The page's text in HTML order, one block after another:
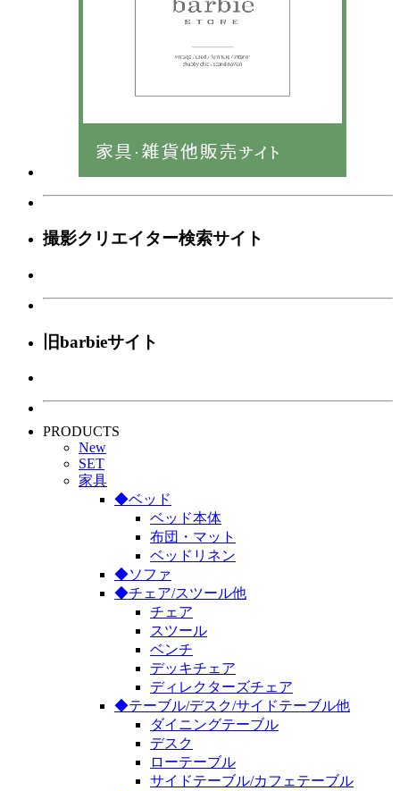
撮影クリエイター検索サイト
旧barbieサイト
PRODUCTS
New
SET
家具
◆ベッド
ベッド本体
布団・マット
ベッドリネン
◆ソファ
◆チェア/スツール他
チェア
スツール
ベンチ
デッキチェア
ディレクターズチェア
◆テーブル/デスク/サイドテーブル他
ダイニングテーブル
デスク
ローテーブル
サイドテーブル/カフェテーブル